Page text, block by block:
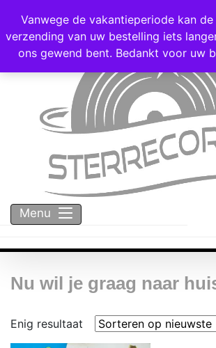
Voor 16:00 besteld = vandaag
Menu
Nu wil je graag naar
Enig resultaat
Vanwege de vakantieperiode kan
verzending van uw bestelling iets
ons gewend bent. Bedankt voor uw